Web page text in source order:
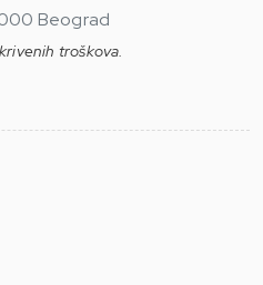
Beograd
troškova.